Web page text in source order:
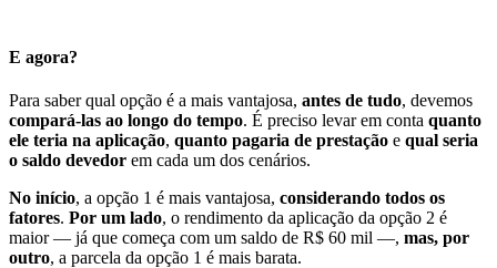
E agora?
Para saber qual opção é a mais vantajosa, antes de tudo, devemos
compará-las ao longo do tempo. É preciso levar em conta quanto
ele teria na aplicação, quanto pagaria de prestação e qual seria
o saldo devedor em cada um dos cenários.
No início, a opção 1 é mais vantajosa, considerando todos os
fatores. Por um lado, o rendimento da aplicação da opção 2 é
maior — já que começa com um saldo de R$ 60 mil —, mas, por
outro, a parcela da opção 1 é mais barata.